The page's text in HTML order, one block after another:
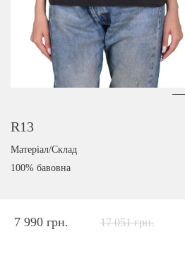
R13
Матеріал/Склад
100% бавовна
7 990 грн. 17 051 грн.